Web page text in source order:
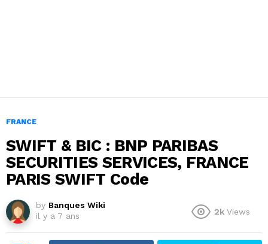
FRANCE
SWIFT & BIC : BNP PARIBAS
SECURITIES SERVICES, FRANCE
PARIS SWIFT Code
by Banques Wiki
il y a 7 ans
2k Views